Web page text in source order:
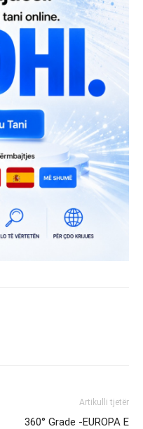
Artikulli tjetër
360° Grade -EUROPA E